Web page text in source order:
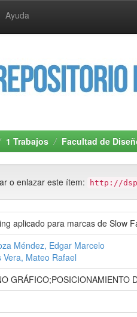
Ayuda
1 Trabajos Facultad de
o enlazar este ítem: http://
aplicado para marcas de Slow
Méndez, Edgar Marcelo
Vera, Mateo Rafael
GRÁFICO;POSICIONAMIENTO